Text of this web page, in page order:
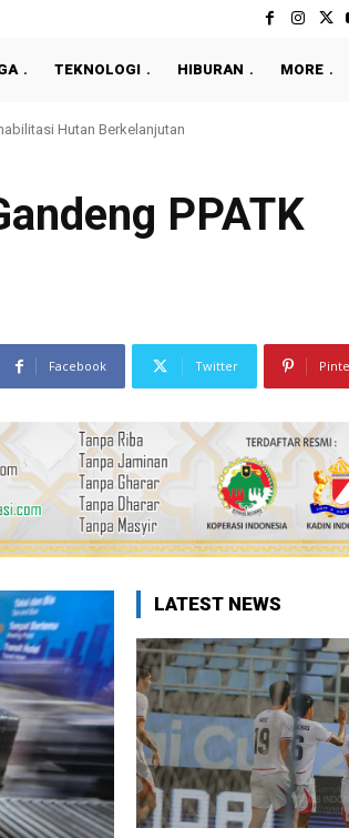
TEKNOLOGI HIBURAN MORE
Hutan Berkelanjutan
Sosialisasi
PPATK
Facebook Twitter
LATEST NEWS